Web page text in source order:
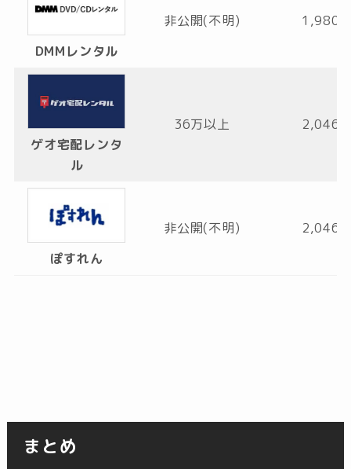
DMMレンタル
非公開(不明) 1,980
ゲオ宅配レンタ
ル
36万以上 2,046
ぽすれん
非公開(不明) 2,046
まとめ